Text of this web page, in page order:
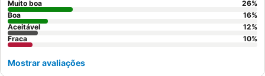
sossego, recomenda-se solicitar um quarto virado para longe da
rua principal.
Muito boa
26%
Boa
16%
Aceitável
12%
Fraca
10%
Mostrar avaliações